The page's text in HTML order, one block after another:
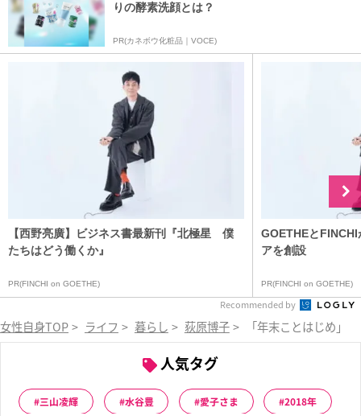
りの酵素洗顔とは？
PR(カネボウ化粧品｜VOCE)
【西野亮廣】ビジネス書最新刊『北極星 僕
たちはどう働くか』
PR(FINCHI on GOETHE)
GOETHEと
アを創設
PR(FINCHI on GOETHE)
Recommended by
女性自身TOP > ライフ > 暮らし > 荻原博子 > 「年末ことはじめ」
人気タグ
三山凌輝 水谷豊 愛子さま 2018年